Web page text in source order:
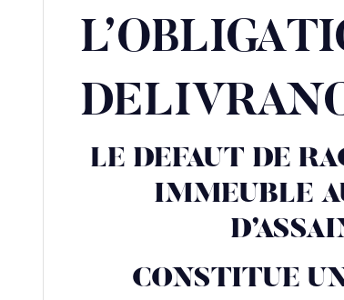
LE DEFAUT DE
IMMEUBLE
CONSTITUE